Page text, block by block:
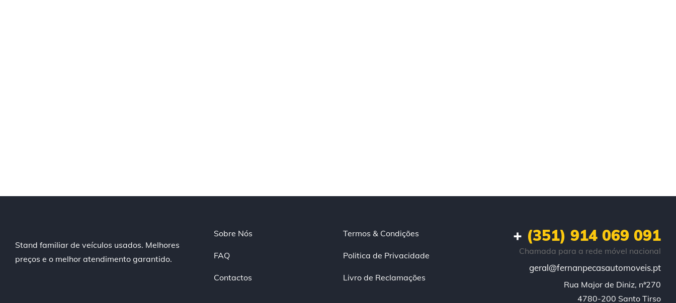
Stand familiar de veículos usados. Melhores
preços e o melhor atendimento garantido.
Sobre Nós
FAQ
Contactos
Termos & Condições
Politica de Privacidade
Livro de Reclamações
+ (351) 914 069 091
Chamada para a rede móvel nacional
geral@fernanpecasautomoveis.pt
Rua Major de Diniz, nª270
4780-200 Santo Tirso